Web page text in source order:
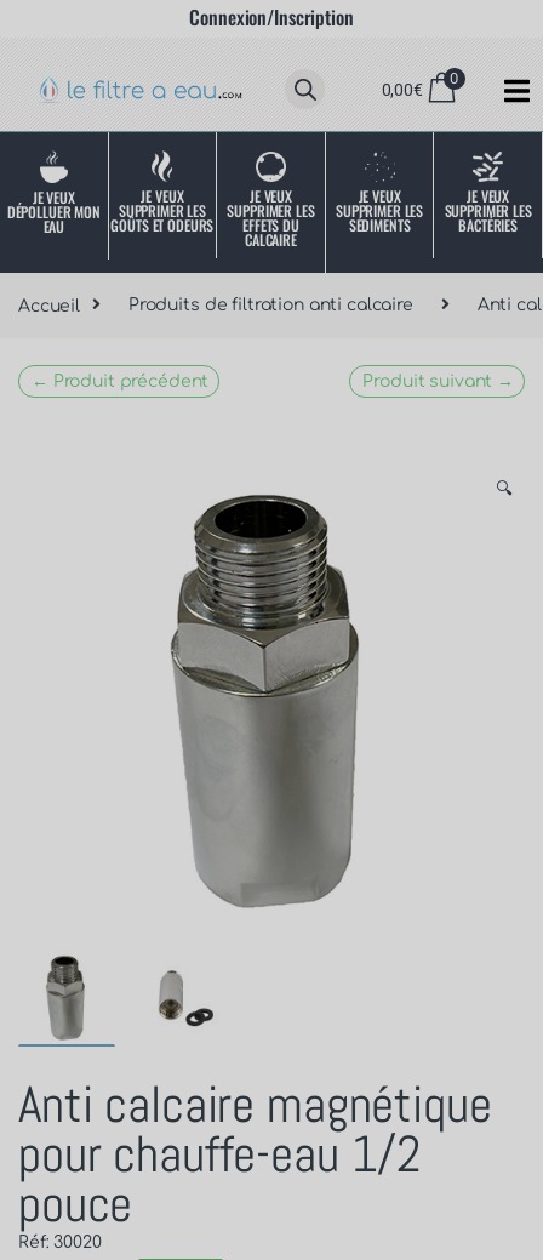
Connexion/Inscription
0,00€
0
JE VEUX
DÉPOLLUER MON
EAU
JE VEUX
SUPPRIMER LES
GOÛTS ET ODEURS
JE VEUX
SUPPRIMER LES
EFFETS DU
CALCAIRE
JE VEUX
SUPPRIMER LES
SÉDIMENTS
JE VEUX
SUPPRIMER LES
BACTÉRIES
Accueil Produits de filtration anti calcaire Anti
← Produit précédent Produit suivant →
🔍
Anti calcaire magnétique
pour chauffe-eau 1/2
pouce
Réf: 30020